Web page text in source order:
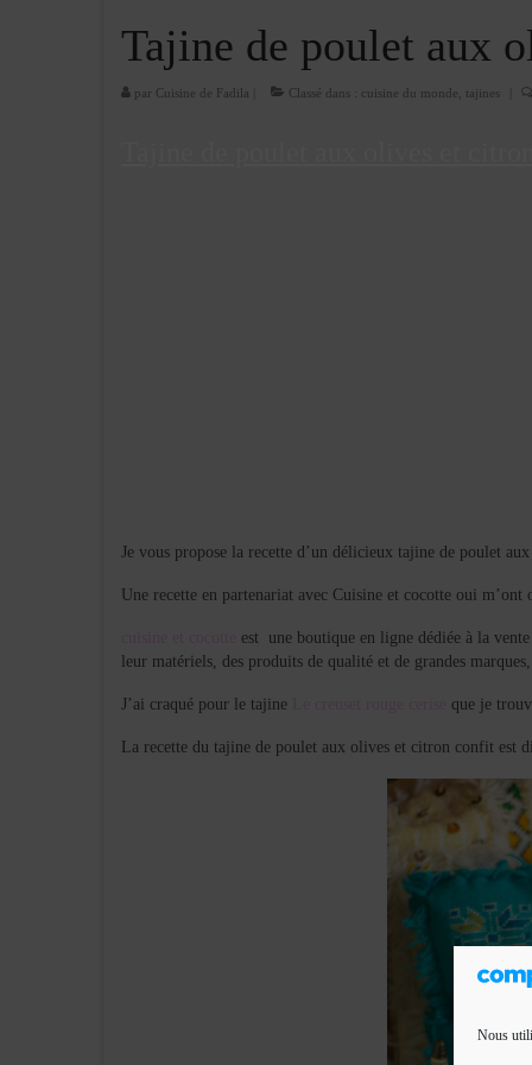
Nous
Tajine de poulet aux
par Cuisine de Fadila Classé dans : cuisine du monde tajines
Je vous propose la recette d’un délicieux tajine de poulet
Une recette en partenariat avec Cuisine et cocotte oui
est une boutique en ligne dédiée à la
leur matériels, des produits de qualité et de grandes
J’ai craqué pour le tajine que je
La recette du tajine de poulet aux olives et citron confit est